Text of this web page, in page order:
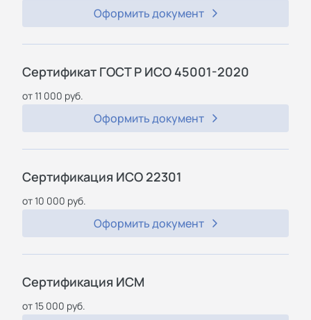
Оформить документ
Сертификат ГОСТ Р ИСО 45001-2020
от 11 000 руб.
Оформить документ
Сертификация ИСО 22301
от 10 000 руб.
Оформить документ
Сертификация ИСМ
от 15 000 руб.